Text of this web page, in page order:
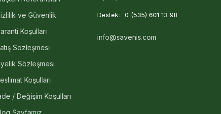
ve Güvenlik
Koşulları
Sözleşmesi
Sözleşmesi
Koşulları
/ Değişim Koşulları
Sayfamız
Destek: 0 (535) 601 13 98
info@savenis.com